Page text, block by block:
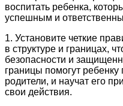
воспитать ребенка,
успешным и
1. Установите четкие
в структуре и границах,
безопасности и
границы помогут ребенку
родители, и научат его
свои действия.